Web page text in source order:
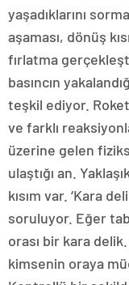
yaşadıklarını
aşaması, dönüş
fırlatma
basıncın
teşkil ediyor.
ve farklı
üzerine gelen
ulaştığı an.
kısım var. ‘Kara
soruluyor. Eğer
orası bir kara
kimsenin oraya